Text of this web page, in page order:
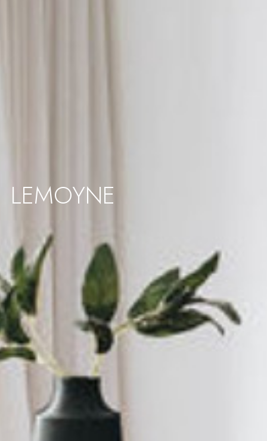
LEMOYNE